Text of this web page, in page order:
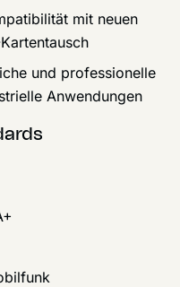
mit neuen
und professionelle
Anwendungen